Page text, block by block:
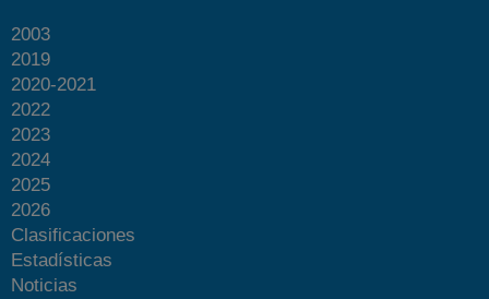
2003
2019
2020-2021
2022
2023
2024
2025
2026
Clasificaciones
Estadísticas
Noticias